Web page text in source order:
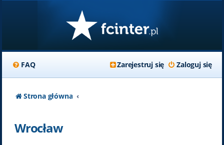
FAQ Zaloguj się
Zarejestruj się
Strona główna
Wrocław